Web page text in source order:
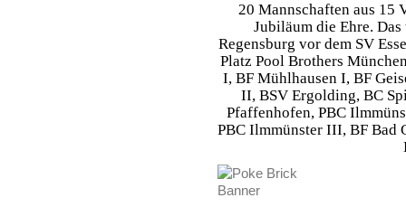
20 Mannschaften aus 15
Jubiläum die Ehre.
Regensburg vor dem SV
Platz Pool Brothers
I, BF Mühlhausen I, BF
II, BSV Ergolding, BC
Pfaffenhofen, PBC
PBC Ilmmünster III, BF Bad